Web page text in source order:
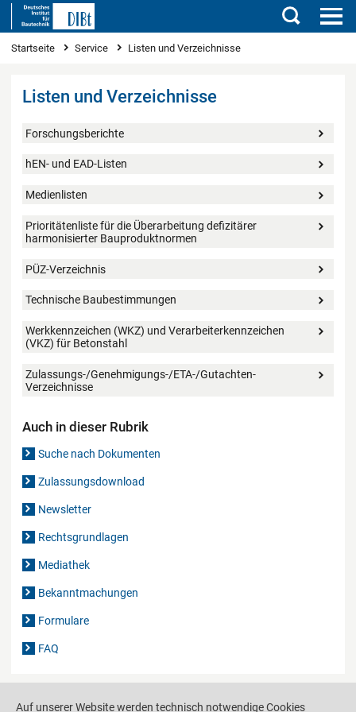
Suchen
Sie sind hier
Startseite Service Listen und Verzeichnisse
Listen und Verzeichnisse
Forschungsberichte
hEN- und EAD-Listen
Medienlisten
Prioritätenliste für die Überarbeitung defizitärer
harmonisierter Bauproduktnormen
PÜZ-Verzeichnis
Technische Baubestimmungen
Werkkennzeichen (WKZ) und Verarbeiterkennzeichen
(VKZ) für Betonstahl
Zulassungs-/Genehmigungs-/ETA-/Gutachten-
Verzeichnisse
Auch in dieser Rubrik
Suche nach Dokumenten
Zulassungsdownload
Newsletter
Rechtsgrundlagen
Mediathek
Bekanntmachungen
Formulare
FAQ
Drucken Weiterempfehlen
Auf unserer Website werden technisch notwendige Cookies